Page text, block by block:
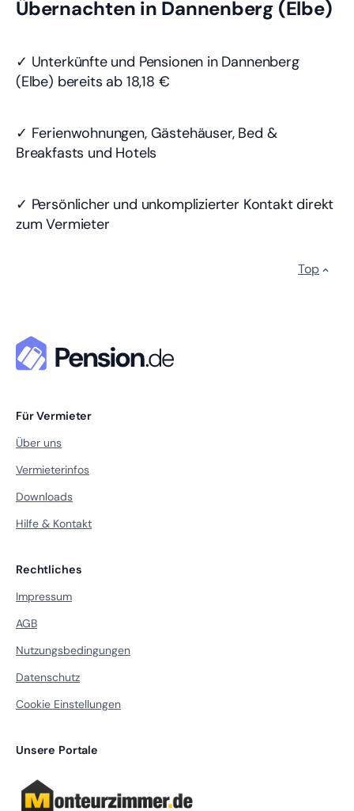
Übernachten in Dannenberg (Elbe)
✓ Unterkünfte und Pensionen in Dannenberg
(Elbe) bereits ab 18,18 €
✓ Ferienwohnungen, Gästehäuser, Bed &
Breakfasts und Hotels
✓ Persönlicher und unkomplizierter Kontakt direkt
zum Vermieter
Top
Für Vermieter
Über uns
Vermieterinfos
Downloads
Hilfe & Kontakt
Rechtliches
Impressum
AGB
Nutzungsbedingungen
Datenschutz
Cookie Einstellungen
Unsere Portale